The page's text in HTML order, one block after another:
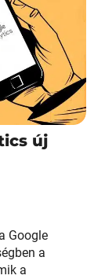
új
Google
a
a